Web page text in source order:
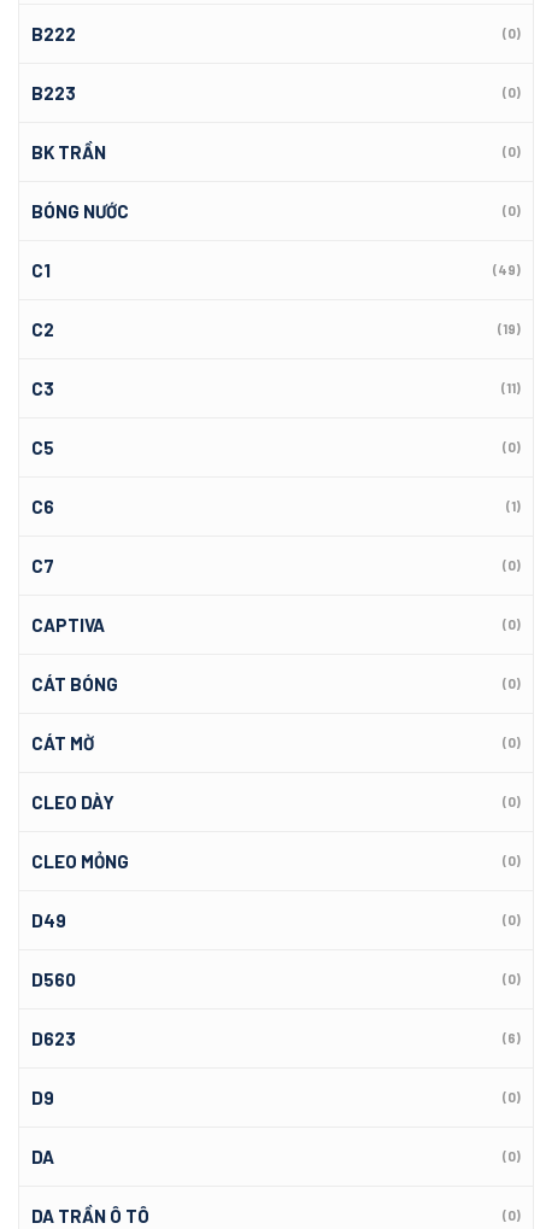
B222 (0)
B223 (0)
BK TRẦN (0)
BÓNG NƯỚC (0)
C1 (49)
C2 (19)
C3 (11)
C5 (0)
C6 (1)
C7 (0)
CAPTIVA (0)
CÁT BÓNG (0)
CÁT MỜ (0)
CLEO DÀY (0)
CLEO MỎNG (0)
D49 (0)
D560 (0)
D623 (6)
D9 (0)
DA (0)
DA TRẦN Ô TÔ (0)